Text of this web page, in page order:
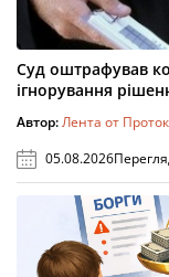
Суд оштрафував
ігнорування
Автор:Лента от
05.08.2026